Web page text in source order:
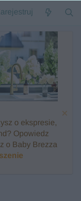
o ekspresie,
Opowiedz
o Baby Brezza